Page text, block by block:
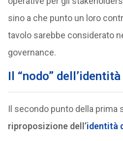
sino a che punto un loro
tavolo sarebbe considerato
governance.
Il “nodo”
Il secondo punto della prima
riproposizione dell’identità